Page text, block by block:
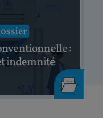
:
indemnité